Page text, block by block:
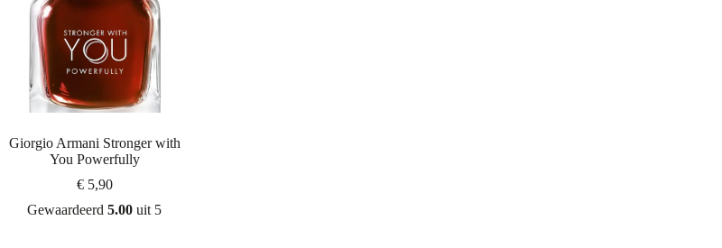
Giorgio Armani Stronger with
You Powerfully
€5,90
Gewaardeerd5.00 uit 5